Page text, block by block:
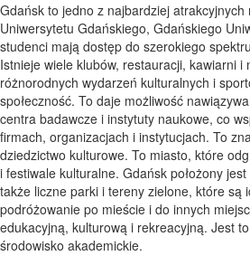
Gdańsk to jedno z najbardziej
Uniwersytetu Gdańskiego, Gdańskiego
studenci mają dostęp do szerokiego
Istnieje wiele klubów, restauracji, kawiarni
różnorodnych wydarzeń kulturalnych i
społeczność. To daje możliwość
centra badawcze i instytuty naukowe, co
firmach, organizacjach i instytucjach. To
dziedzictwo kulturowe. To miasto, które
i festiwale kulturalne. Gdańsk położony
także liczne parki i tereny zielone, które są
podróżowanie po mieście i do innych
edukacyjną, kulturową i rekreacyjną. Jest
środowisko akademickie.